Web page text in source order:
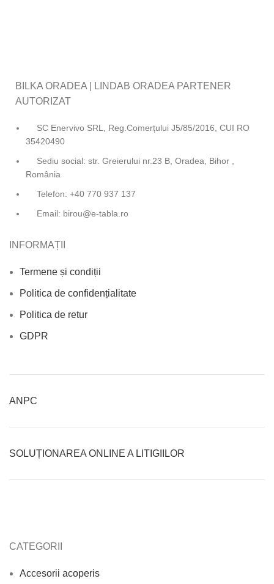
BILKA ORADEA | LINDAB ORADEA PARTENER
AUTORIZAT
SC Enervivo SRL, Reg.Comerțului J5/85/2016, CUI RO
35420490
Sediu social: str. Greierului nr.23 B, Oradea, Bihor ,
România
Telefon: +40 770 937 137
Email: birou@e-tabla.ro
INFORMAȚII
Termene și condiții
Politica de confidențialitate
Politica de retur
GDPR
ANPC
SOLUȚIONAREA ONLINE A LITIGIILOR
CATEGORII
Accesorii acoperis